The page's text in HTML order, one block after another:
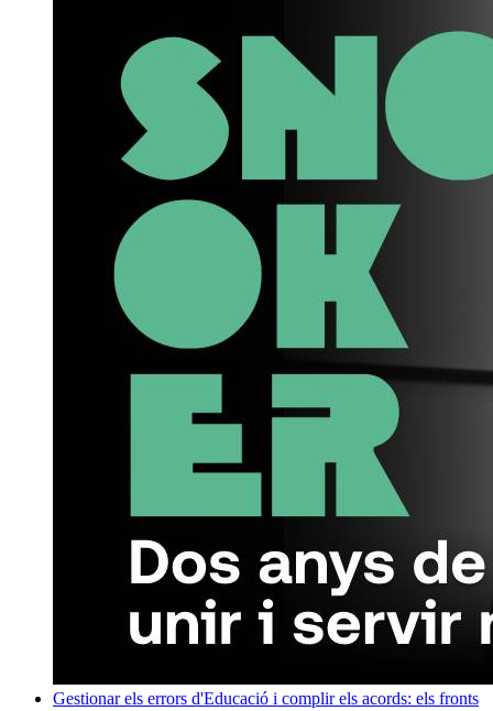
Gestionar els errors d'Educació i complir els acords: els fronts